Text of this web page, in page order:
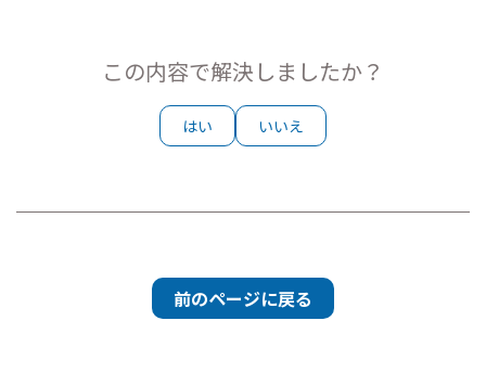
この内容で解決しましたか？
はい いいえ
前のページに戻る